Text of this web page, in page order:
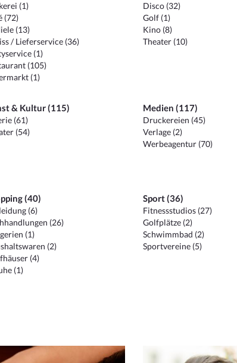
(1)
(72)
(13)
/ Lieferservice (36)
(1)
(105)
(1)
Disco (32)
Golf (1)
Kino (8)
Theater (10)
& Kultur (115)
(61)
(54)
Medien (117)
Druckereien (45)
Verlage (2)
Werbeagentur (70)
(40)
(6)
(26)
(1)
(2)
(4)
(1)
Sport (36)
Fitnessstudios (27)
Golfplätze (2)
Schwimmbad (2)
Sportvereine (5)